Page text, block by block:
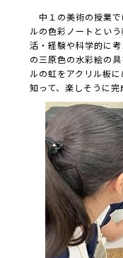
中１の美術の授業で
ルの色彩ノートとい
活・経験や科学的に
の三原色の水彩絵の
ルの虹をアクリル板
知って、楽しそうに完